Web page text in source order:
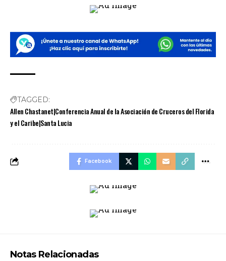
TAGGED:
Allen Chastanet|Conferencia Anual de la Asociación de Cruceros del Florida
y el Caribe|Santa Lucia
Facebook
Notas Relacionadas